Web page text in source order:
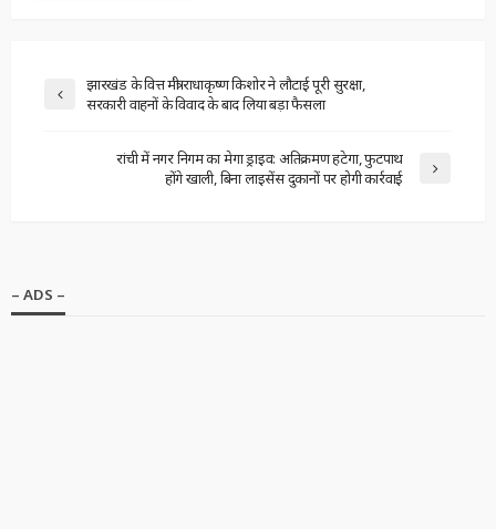
झारखंड के वित्त मंत्री राधाकृष्ण किशोर ने लौटाई पूरी सुरक्षा,
सरकारी वाहनों के विवाद के बाद लिया बड़ा फैसला
रांची में नगर निगम का मेगा ड्राइव: अतिक्रमण हटेगा, फुटपाथ
होंगे खाली, बिना लाइसेंस दुकानों पर होगी कार्रवाई
– ADS –